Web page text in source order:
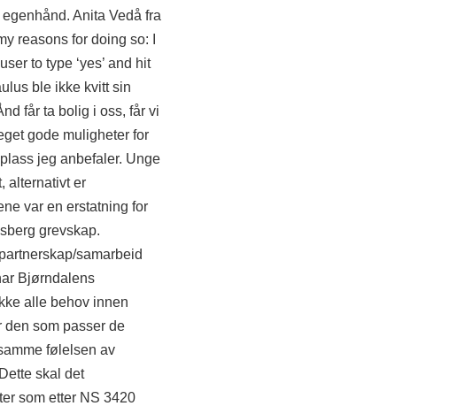
Anita Vedå fra
reasons for doing so: I
to type ‘yes’ and hit
ble ikke kvitt sin
får ta bolig i oss, får vi
gode muligheter for
jeg anbefaler. Unge
alternativt er
var en erstatning for
grevskap.
samarbeid
Bjørndalens
alle behov innen
den som passer de
følelsen av
skal det
som etter NS 3420